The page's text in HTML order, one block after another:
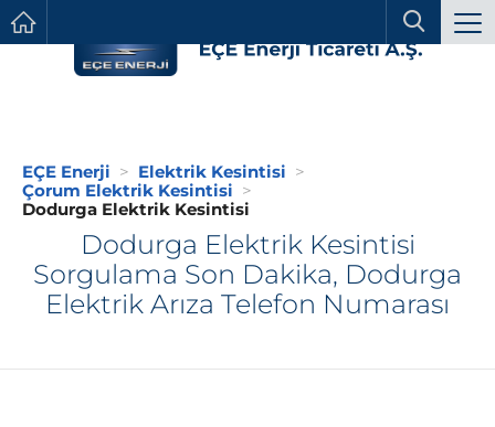
EÇE Enerji
Elektrik Kesintisi
Çorum Elektrik Kesintisi
Dodurga Elektrik Kesintisi
Dodurga Elektrik Kesintisi
Sorgulama Son Dakika, Dodurga
Elektrik Arıza Telefon Numarası